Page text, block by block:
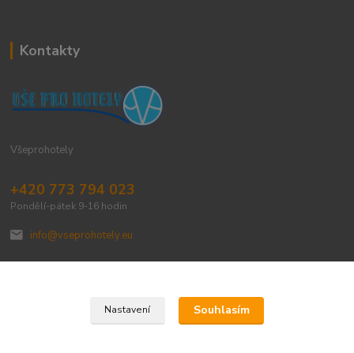
Kontakty
Všeprohotely
+420 773 794 023
Pondělí-pátek 9-16 hodin
info@vseprohotely.eu
Upravit sběr cookies.
Nastavení Souhlasím